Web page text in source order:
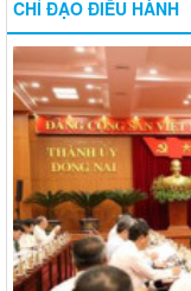
CHỈ ĐẠO ĐIỀU HÀNH